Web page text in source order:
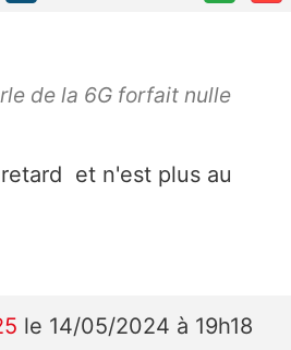
de la 6G forfait nulle
et n'est plus au
le 14/05/2024 à 19h18